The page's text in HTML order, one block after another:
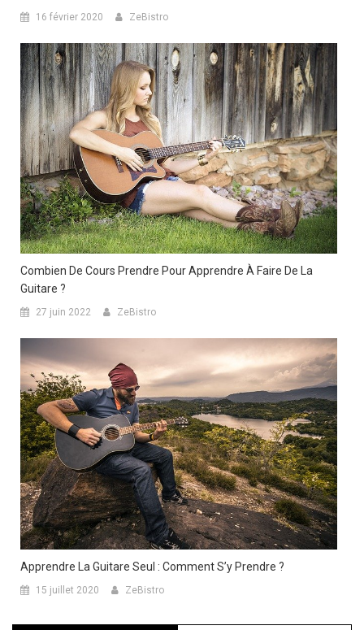
16 février 2020 ZeBistro
Combien De Cours Prendre Pour Apprendre À Faire De La
Guitare ?
27 juin 2022 ZeBistro
Apprendre La Guitare Seul : Comment S’y Prendre ?
15 juillet 2020 ZeBistro